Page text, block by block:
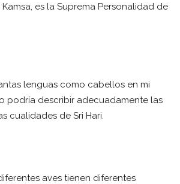
es la Suprema Personalidad de
lenguas como cabellos en mi
podría describir adecuadamente las
cualidades de Sri Hari.
aves tienen diferentes